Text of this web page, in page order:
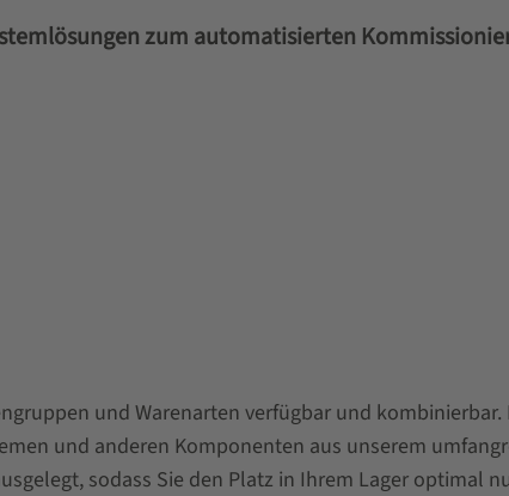
zum automatisierten
und Warenarten verfügbar und
und anderen Komponenten aus unserem
sodass Sie den Platz in Ihrem Lager optimal